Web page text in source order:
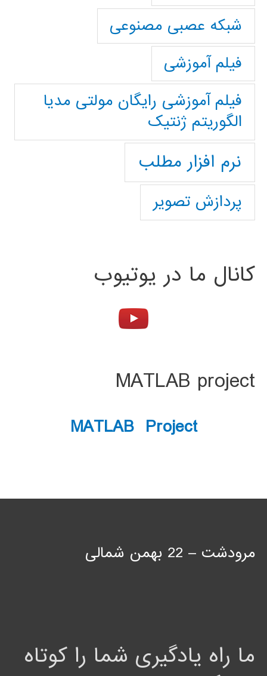
شبکه عصبی مصنوعی
فیلم آموزشی
فیلم آموزشی رایگان مولتی مدیا
الگوریتم ژنتیک
نرم افزار مطلب
پردازش تصویر
کانال ما در یوتیوب
MATLAB project
MATLAB Project
مرودشت – 22 بهمن شمالی
ما راه یادگیری شما را کوتاه